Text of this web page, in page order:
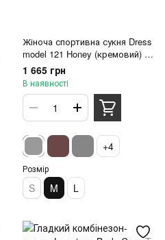
Жіноча спортивна сукня Dress
model 121 Honey (кремовий) -
M
1 665 грн
В наявності
+4
Розмір
S M L